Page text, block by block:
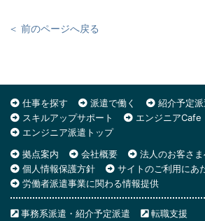
＜ 前のページへ戻る
仕事を探す 派遣で働く 紹介予定派
スキルアップサポート
エンジニアCafe
エンジニア派遣トップ
拠点案内
会社概要
法人のお客さ
個人情報保護方針
サイトのご利用にあ
労働者派遣事業に関わる情報提供
事務系派遣・紹介予定派遣
転職支援